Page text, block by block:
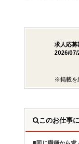
求人応募
2026/07/
※掲載を
このお仕事